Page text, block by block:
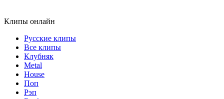
Клипы онлайн
Русские клипы
Все клипы
Клубняк
Metal
House
Поп
Рэп